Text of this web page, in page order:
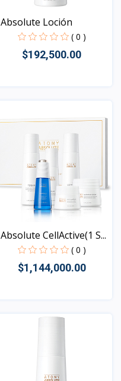
Absolute Loción
( 0 )
$192,500.00
Absolute CellActive(1 S...
( 0 )
$1,144,000.00